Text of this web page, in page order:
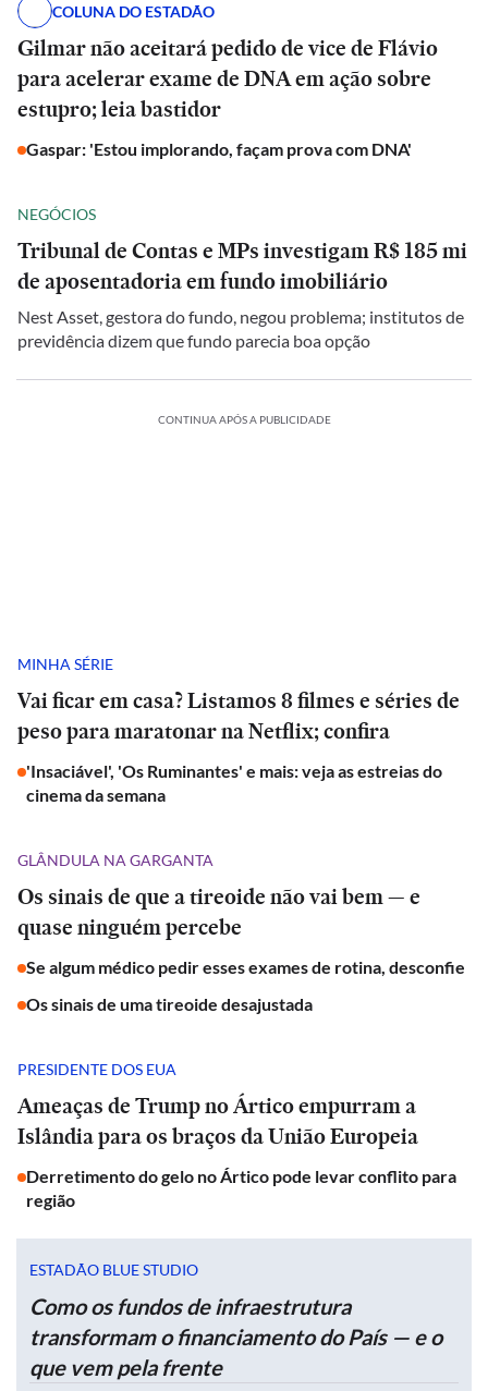
COLUNA DO ESTADÃO
Gilmar não aceitará pedido de vice de Flávio
para acelerar exame de DNA em ação sobre
estupro; leia bastidor
Gaspar: 'Estou implorando, façam prova com DNA'
NEGÓCIOS
Tribunal de Contas e MPs investigam R$ 185 mi
de aposentadoria em fundo imobiliário
Nest Asset, gestora do fundo, negou problema; institutos de
previdência dizem que fundo parecia boa opção
CONTINUA APÓS A PUBLICIDADE
MINHA SÉRIE
Vai ficar em casa? Listamos 8 filmes e séries de
peso para maratonar na Netflix; confira
'Insaciável', 'Os Ruminantes' e mais: veja as estreias do
cinema da semana
GLÂNDULA NA GARGANTA
Os sinais de que a tireoide não vai bem — e
quase ninguém percebe
Se algum médico pedir esses exames de rotina, desconfie
Os sinais de uma tireoide desajustada
PRESIDENTE DOS EUA
Ameaças de Trump no Ártico empurram a
Islândia para os braços da União Europeia
Derretimento do gelo no Ártico pode levar conflito para
região
ESTADÃO BLUE STUDIO
Como os fundos de infraestrutura
transformam o financiamento do País — e o
que vem pela frente